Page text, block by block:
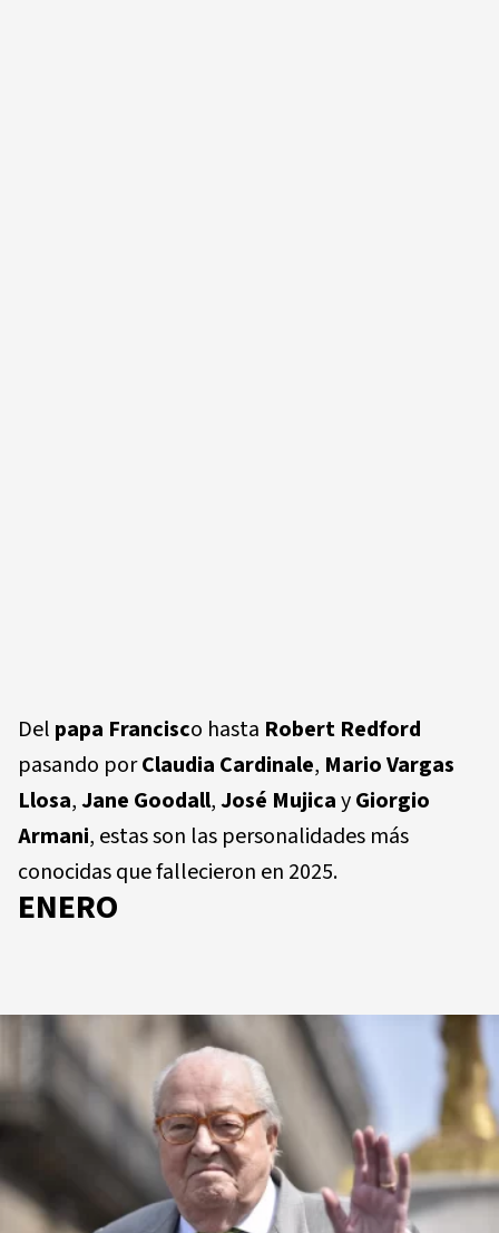
Del papa Francisco hasta Robert Redford
pasando porClaudia Cardinale, Mario Vargas
Llosa,Jane Goodall,José MujicayGiorgio
Armani, estas son las personalidades más
conocidas que fallecieron en 2025.
ENERO